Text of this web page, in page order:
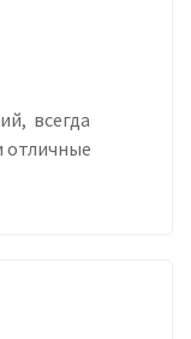
всегда
отличные